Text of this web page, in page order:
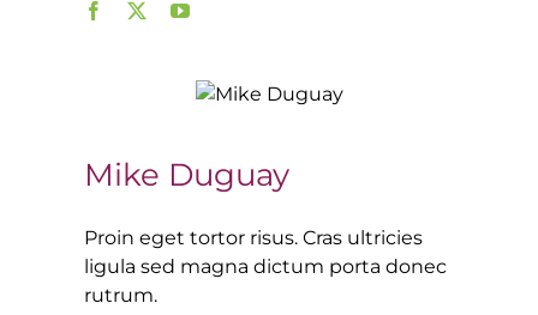
Mike Duguay
Proin eget tortor risus. Cras ultricies
ligula sed magna dictum porta donec
rutrum.